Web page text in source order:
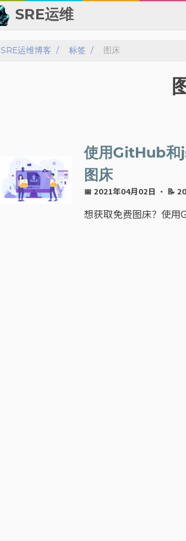
SRE运维
📂 归档
🙈 关于博主
标签
SRE运维博客 标签 图床
使用GitHub和
图床
📅 2021年04月02日 · 📝
想获取免费图床？使用